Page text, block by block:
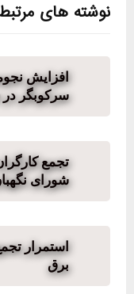
نوشته های
افزایش
سرکوبگر در
تجمع
شورای
استمرار
برق